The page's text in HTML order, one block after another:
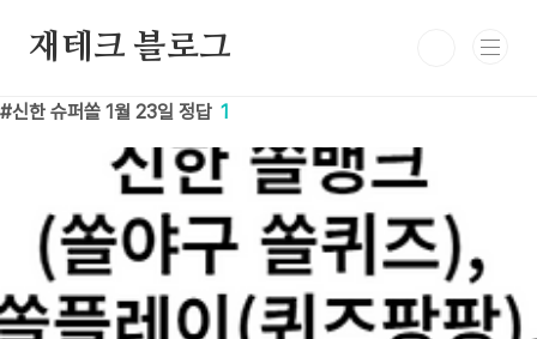
재테크 블로그
신한 슈퍼쏠 1월 23일 정답 1